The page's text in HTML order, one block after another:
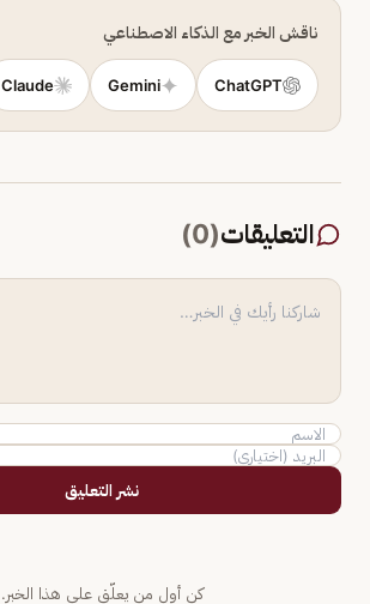
ناقش الخبر مع الذكاء الاصطناعي
ChatGPT
Gemini
Claude
التعليقات(
0
)
نشر التعليق
كن أول من يعلّق على هذا الخبر.